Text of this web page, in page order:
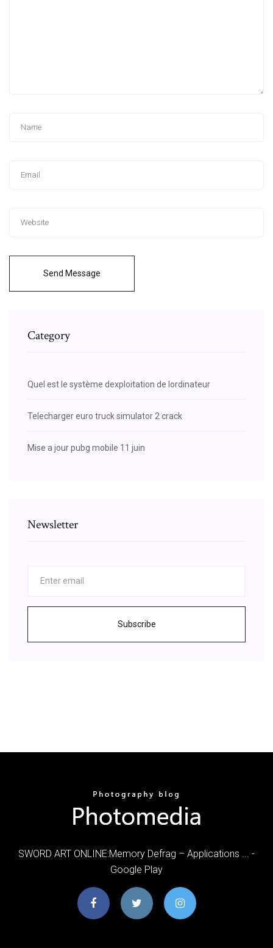
Send Message
Category
Quel est le système dexploitation de lordinateur
Telecharger euro truck simulator 2 crack
Mise a jour pubg mobile 11 juin
Newsletter
Subscribe
SWORD ART ONLINE:Memory Defrag – Applications ... -
Google Play